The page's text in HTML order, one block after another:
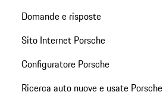
Domande e risposte
Sito Internet Porsche
Configuratore Porsche
Ricerca auto nuove e usate Porsche